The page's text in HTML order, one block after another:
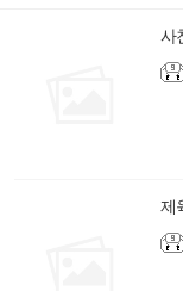
사
제